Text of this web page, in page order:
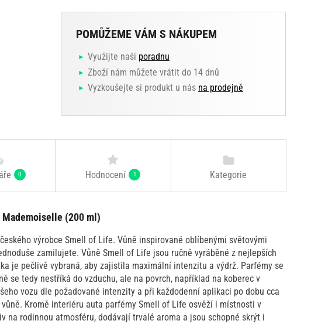
POMŮŽEME VÁM S NÁKUPEM
Využijte naši poradnu
Zboží nám můžete vrátit do 14 dnů
Vyzkoušejte si produkt u nás na prodejně
0 Hodnocení 1 Kategorie
(200 ml)
výrobce Smell of Life. Vůně inspirované oblíbenými světovými
zamilujete. Vůně Smell of Life jsou ručně vyráběné z nejlepších
je pečlivě vybraná, aby zajistila maximální intenzitu a výdrž. Parfémy se
se tedy nestříká do vzduchu, ale na povrch, například na koberec v
vozu dle požadované intenzity a při každodenní aplikaci po dobu cca
Kromě interiéru auta parfémy Smell of Life osvěží i místnosti v
na rodinnou atmosféru, dodávají trvalé aroma a jsou schopné skrýt i